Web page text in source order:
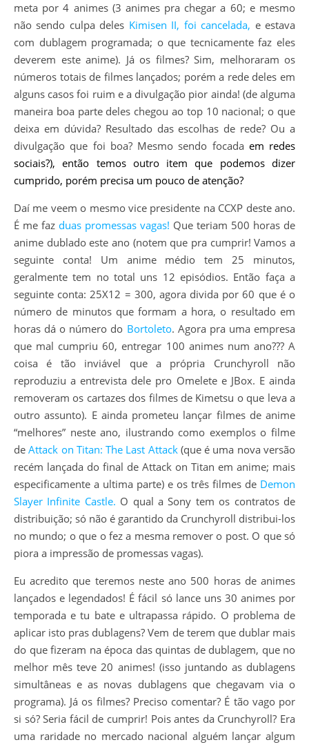
meta por 4 animes (3 animes pra chegar a 60; e mesmo
não sendo culpa deles Kimisen II, foi cancelada, e estava
com dublagem programada; o que tecnicamente faz eles
deverem este anime). Já os filmes? Sim, melhoraram os
números totais de filmes lançados; porém a rede deles em
alguns casos foi ruim e a divulgação pior ainda! (de alguma
maneira boa parte deles chegou ao top 10 nacional; o que
deixa em dúvida? Resultado das escolhas de rede? Ou a
divulgação que foi boa? Mesmo sendo focada em redes
sociais?), então temos outro item que podemos dizer
cumprido, porém precisa um pouco de atenção?
Daí me veem o mesmo vice presidente na CCXP deste ano.
É me faz duas promessas vagas! Que teriam 500 horas de
anime dublado este ano (notem que pra cumprir! Vamos a
seguinte conta! Um anime médio tem 25 minutos,
geralmente tem no total uns 12 episódios. Então faça a
seguinte conta: 25X12 = 300, agora divida por 60 que é o
número de minutos que formam a hora, o resultado em
horas dá o número do Bortoleto. Agora pra uma empresa
que mal cumpriu 60, entregar 100 animes num ano??? A
coisa é tão inviável que a própria Crunchyroll não
reproduziu a entrevista dele pro Omelete e JBox. E ainda
removeram os cartazes dos filmes de Kimetsu o que leva a
outro assunto). E ainda prometeu lançar filmes de anime
“melhores” neste ano, ilustrando como exemplos o filme
deAttack on Titan: The Last Attack(que é uma nova versão
recém lançada do final de Attack on Titan em anime; mais
especificamente a ultima parte) e os três filmes de Demon
Slayer Infinite Castle. O qual a Sony tem os contratos de
distribuição; só não é garantido da Crunchyroll distribui-los
no mundo; o que o fez a mesma remover o post. O que só
piora a impressão de promessas vagas).
Eu acredito que teremos neste ano 500 horas de animes
lançados e legendados! É fácil só lance uns 30 animes por
temporada e tu bate e ultrapassa rápido. O problema de
aplicar isto pras dublagens? Vem de terem que dublar mais
do que fizeram na época das quintas de dublagem, que no
melhor mês teve 20 animes! (isso juntando as dublagens
simultâneas e as novas dublagens que chegavam via o
programa). Já os filmes? Preciso comentar? É tão vago por
si só? Seria fácil de cumprir! Pois antes da Crunchyroll? Era
uma raridade no mercado nacional alguém lançar algum